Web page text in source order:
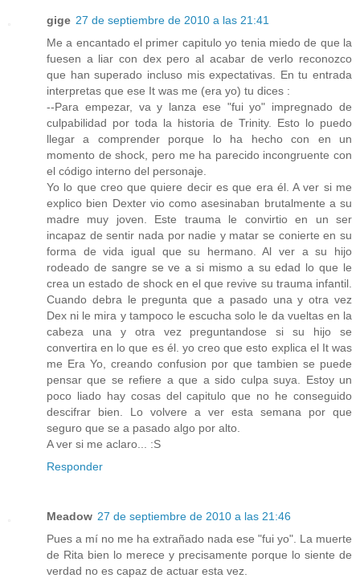
gige 27 de septiembre de 2010 a las 21:41
Me a encantado el primer capitulo yo tenia miedo de que la
fuesen a liar con dex pero al acabar de verlo reconozco
que han superado incluso mis expectativas. En tu entrada
interpretas que ese It was me (era yo) tu dices :
--Para empezar, va y lanza ese "fui yo" impregnado de
culpabilidad por toda la historia de Trinity. Esto lo puedo
llegar a comprender porque lo ha hecho con en un
momento de shock, pero me ha parecido incongruente con
el código interno del personaje.
Yo lo que creo que quiere decir es que era él. A ver si me
explico bien Dexter vio como asesinaban brutalmente a su
madre muy joven. Este trauma le convirtio en un ser
incapaz de sentir nada por nadie y matar se conierte en su
forma de vida igual que su hermano. Al ver a su hijo
rodeado de sangre se ve a si mismo a su edad lo que le
crea un estado de shock en el que revive su trauma infantil.
Cuando debra le pregunta que a pasado una y otra vez
Dex ni le mira y tampoco le escucha solo le da vueltas en la
cabeza una y otra vez preguntandose si su hijo se
convertira en lo que es él. yo creo que esto explica el It was
me Era Yo, creando confusion por que tambien se puede
pensar que se refiere a que a sido culpa suya. Estoy un
poco liado hay cosas del capitulo que no he conseguido
descifrar bien. Lo volvere a ver esta semana por que
seguro que se a pasado algo por alto.
A ver si me aclaro... :S
Responder
Meadow 27 de septiembre de 2010 a las 21:46
Pues a mí no me ha extrañado nada ese "fui yo". La muerte
de Rita bien lo merece y precisamente porque lo siente de
verdad no es capaz de actuar esta vez.